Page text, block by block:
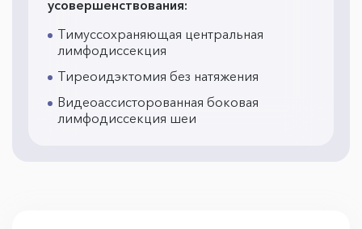
усовершенствования:
Тимуссохраняющая центральная
лимфодиссекция
Тиреоидэктомия без натяжения
Видеоассисторованная боковая
лимфодиссекция шеи